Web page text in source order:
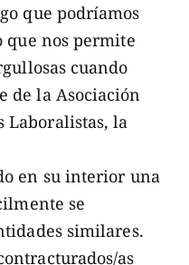
que podríamos
que nos permite
cuando
de la Asociación
Laboralistas, la
en su interior una
se
similares.
as